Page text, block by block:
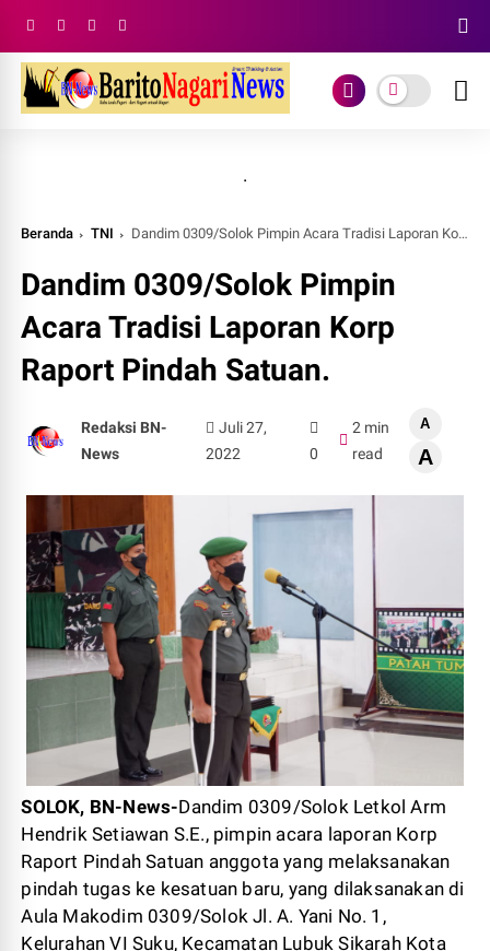
.
Beranda TNI Dandim 0309/Solok Pimpin Acara Tradisi Laporan Korp Raport Pindah Satuan.
Dandim 0309/Solok Pimpin
Acara Tradisi Laporan Korp
Raport Pindah Satuan.
Redaksi BN-
News
Juli 27,
2022
0
2 min
read
A
A
SOLOK, BN-News-Dandim 0309/Solok Letkol Arm
Hendrik Setiawan S.E., pimpin acara laporan Korp
Raport Pindah Satuan anggota yang melaksanakan
pindah tugas ke kesatuan baru, yang dilaksanakan di
Aula Makodim 0309/Solok Jl. A. Yani No. 1,
Kelurahan VI Suku, Kecamatan Lubuk Sikarah Kota